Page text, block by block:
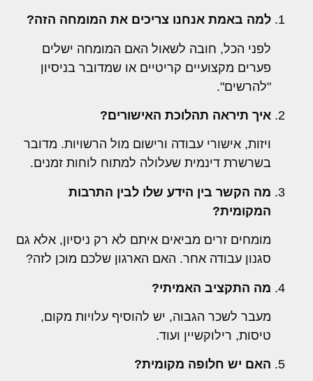
למה באמת אנחנו צריכים את המומחה הזה?
לפני הכל, חובה לשאול האם המומחה ישלים
פערים מקצועיים קריטיים או שמדובר בניסיון
"להרשים".
איך תיראה תהלוכת האישורים?
ויזות, אישורי עבודה ורישום מול הרשויות. מדובר
בשרשרת דינמית שעלולה למתוח לוחות זמנים.
מה הקשר בין הידע שלו לבין התרבות
המקומית?
מומחים זרים מביאים איתם לא רק ניסיון, אלא גם
סגנון עבודה אחר. האם הארגון שלכם מוכן לזה?
מה התקציב האמיתי?
מעבר לשכר הגבוה, יש להוסיף עלויות מקום,
טיסות, רילוקשיין ועוד.
האם יש חלופה מקומית?